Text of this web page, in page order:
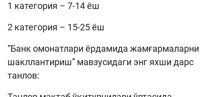
1 категория – 7-14 ёш
2 категория – 15-25 ёш
“Банк омонатлари ёрдамида жамғармаларни
шакллантириш” мавзусидаги энг яхши дарс
танлов: